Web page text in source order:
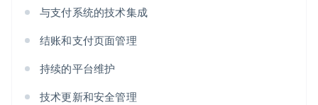
与支付系统的技术集成
结账和支付页面管理
持续的平台维护
技术更新和安全管理